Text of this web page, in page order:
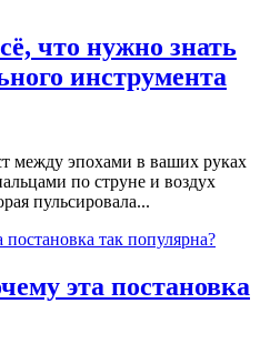
что нужно знать
инструмента
между эпохами в ваших руках
по струне и воздух
пульсировала...
эта постановка